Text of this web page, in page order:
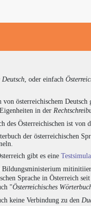
Deutsch, oder einfach
von österreichischem
in der
des Österreichischen ist
der österreichischen
gibt es eine
Bildungsministerium
Sprache in Österreich
"Österreichisches
keine Verbindung zu den